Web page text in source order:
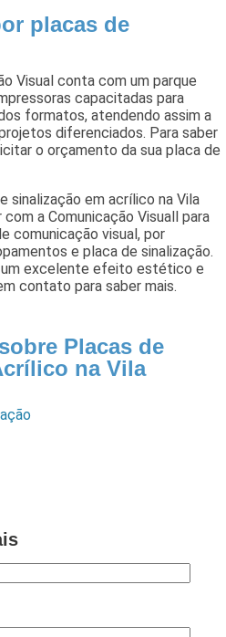
placas de
Visual conta com um parque
capacitadas para
formatos, atendendo assim a
diferenciados. Para saber
o orçamento da sua placa de
sinalização em acrílico na Vila
a Comunicação Visuall para
comunicação visual, por
e placa de sinalização.
um excelente efeito estético e
contato para saber mais.
Placas de
na Vila